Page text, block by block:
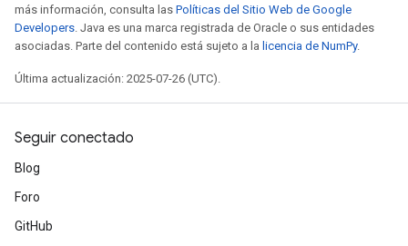
más información, consulta las Políticas del Sitio Web de Google
Developers. Java es una marca registrada de Oracle o sus entidades
asociadas. Parte del contenido está sujeto a la licencia de NumPy.
Última actualización: 2025-07-26 (UTC).
Seguir conectado
Blog
Foro
GitHub